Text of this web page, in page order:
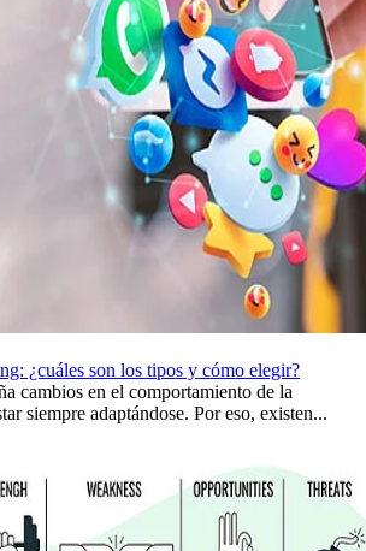
¿cuáles son los tipos y cómo elegir?
cambios en el comportamiento de la
siempre adaptándose. Por eso, existen...